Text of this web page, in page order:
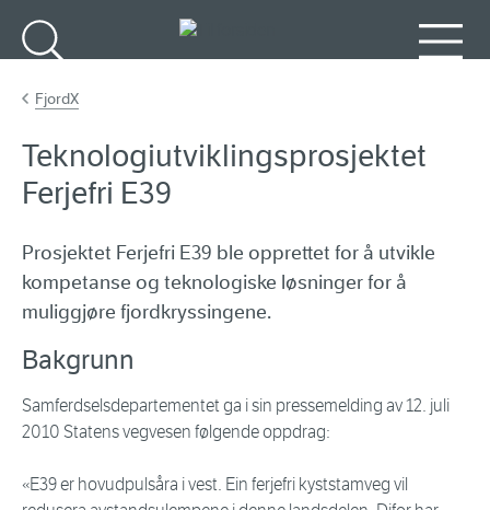
FjordX
Teknologiutviklingsprosjektet
Ferjefri E39
Prosjektet Ferjefri E39 ble opprettet for å utvikle
kompetanse og teknologiske løsninger for å
muliggjøre fjordkryssingene.
Bakgrunn
Samferdselsdepartementet ga i sin pressemelding av 12. juli
2010 Statens vegvesen følgende oppdrag:
«E39 er hovudpulsåra i vest. Ein ferjefri kyststamveg vil